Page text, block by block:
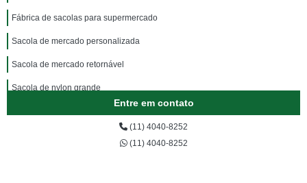
Fábrica de sacolas para supermercado
Sacola de mercado personalizada
Sacola de mercado retornável
Sacola de nylon grande
Entre em contato
(11) 4040-8252
(11) 4040-8252